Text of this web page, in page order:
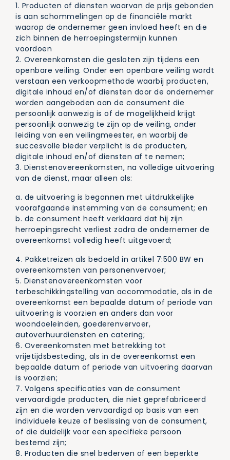
1. Producten of diensten waarvan de prijs gebonden
is aan schommelingen op de financiële markt
waarop de ondernemer geen invloed heeft en die
zich binnen de herroepingstermijn kunnen
voordoen
2. Overeenkomsten die gesloten zijn tijdens een
openbare veiling. Onder een openbare veiling wordt
verstaan een verkoopmethode waarbij producten,
digitale inhoud en/of diensten door de ondernemer
worden aangeboden aan de consument die
persoonlijk aanwezig is of de mogelijkheid krijgt
persoonlijk aanwezig te zijn op de veiling, onder
leiding van een veilingmeester, en waarbij de
succesvolle bieder verplicht is de producten,
digitale inhoud en/of diensten af te nemen;
3. Dienstenovereenkomsten, na volledige uitvoering
van de dienst, maar alleen als:
a. de uitvoering is begonnen met uitdrukkelijke
voorafgaande instemming van de consument; en
b. de consument heeft verklaard dat hij zijn
herroepingsrecht verliest zodra de ondernemer de
overeenkomst volledig heeft uitgevoerd;
4. Pakketreizen als bedoeld in artikel 7:500 BW en
overeenkomsten van personenvervoer;
5. Dienstenovereenkomsten voor
terbeschikkingstelling van accommodatie, als in de
overeenkomst een bepaalde datum of periode van
uitvoering is voorzien en anders dan voor
woondoeleinden, goederenvervoer,
autoverhuurdiensten en catering;
6. Overeenkomsten met betrekking tot
vrijetijdsbesteding, als in de overeenkomst een
bepaalde datum of periode van uitvoering daarvan
is voorzien;
7. Volgens specificaties van de consument
vervaardigde producten, die niet geprefabriceerd
zijn en die worden vervaardigd op basis van een
individuele keuze of beslissing van de consument,
of die duidelijk voor een specifieke persoon
bestemd zijn;
8. Producten die snel bederven of een beperkte